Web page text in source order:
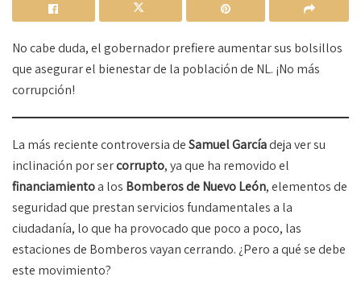
No cabe duda, el gobernador prefiere aumentar sus bolsillos
que asegurar el bienestar de la población de NL. ¡No más
corrupción!
La más reciente controversia deSamuel Garcíadeja ver su
inclinación por sercorrupto, ya que ha removido el
financiamientoa los Bomberos de Nuevo León, elementos de
seguridad que prestan servicios fundamentales a la
ciudadanía, lo que ha provocado que poco a poco, las
estaciones de Bomberos vayan cerrando. ¿Pero a qué se debe
este movimiento?